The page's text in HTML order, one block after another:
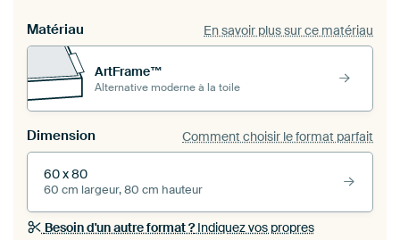
Matériau En savoir plus sur ce matériau
ArtFrame™
Alternative moderne à la toile
Dimension Comment choisir le format parfait
60 x 80
60 cm largeur, 80 cm hauteur
Besoin d'un autre format ?Indiquez vos propres